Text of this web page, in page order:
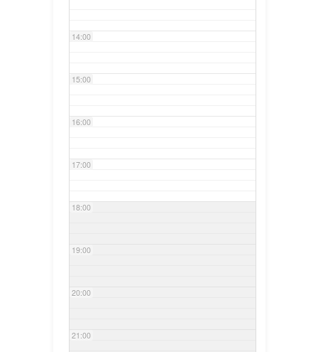
14:00
15:00
16:00
17:00
18:00
19:00
20:00
21:00